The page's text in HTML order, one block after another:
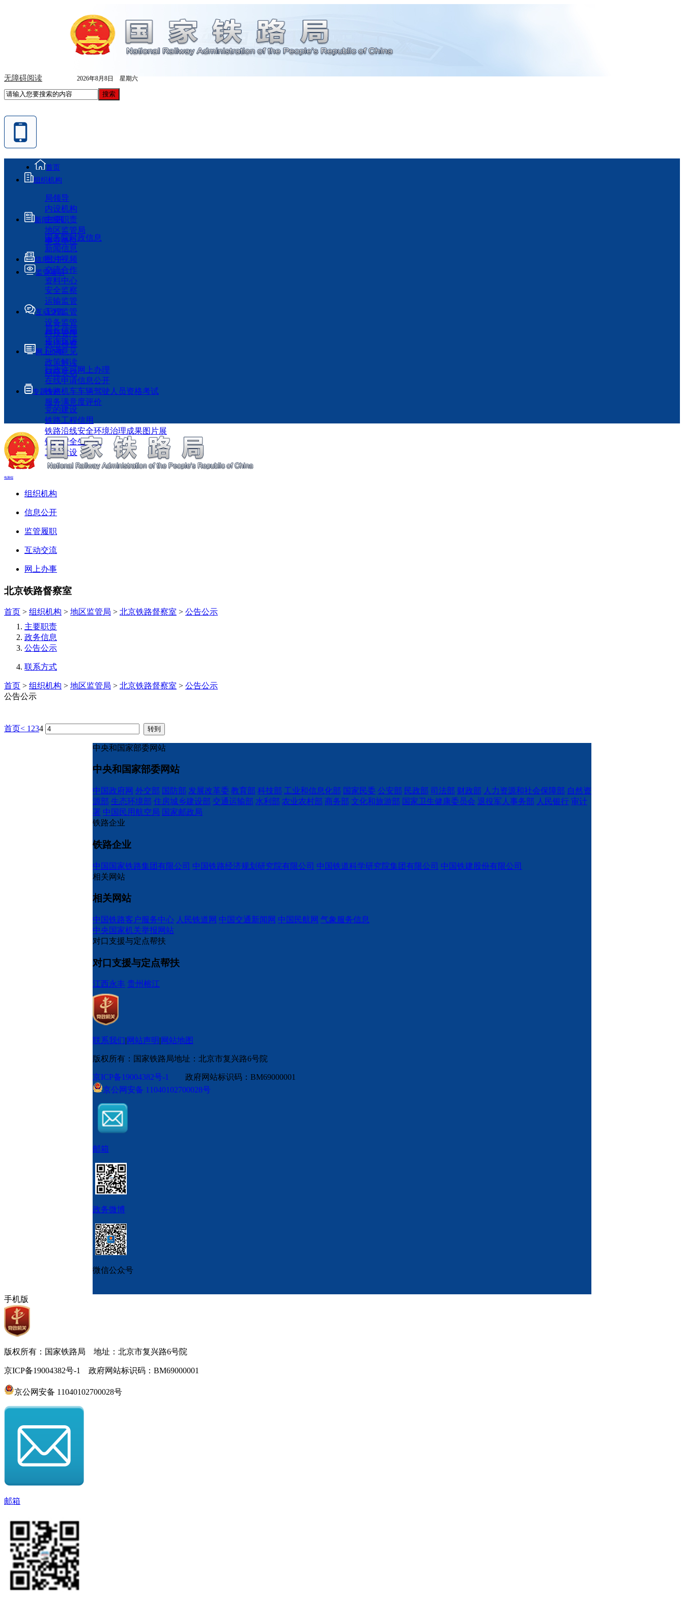
无障碍阅读 2026年8月8日 星期六
首页
组织机构
局领导
内设机构
主要职责
地区监管局
事业单位
新闻资讯
国务院时政信息
新闻信息
图片视频
交流合作
资料中心
信息公开
监管履职
安全监察
运输监管
工程监管
设备监管
科技管理
执法检查
互动交流
局长信箱
咨询投诉
征求意见
政策解读
回应关切
网上办事
行政许可网上办理
在线申请信息公开
铁路机车车辆驾驶人员资格考试
服务满意度评价
专题专栏
党的建设
铁路工程信用
铁路沿线安全环境治理成果图片展
铁路安全生产月
工程建设
电脑端
组织机构
信息公开
监管履职
互动交流
网上办事
北京铁路督察室
首页 > 组织机构 > 地区监管局 > 北京铁路督察室 > 公告公示
主要职责
政务信息
公告公示
联系方式
首页 > 组织机构 > 地区监管局 > 北京铁路督察室 > 公告公示
公告公示
首页< 1 234
中央和国家部委网站
中央和国家部委网站
中国政府网 外交部 国防部 发展改革委 教育部 科技部 工业和信息化部 国家民委 公安部 民政部 司法部 财政部 人力资源和社会保障部 自然资
源部 生态环境部 住房城乡建设部 交通运输部 水利部 农业农村部 商务部 文化和旅游部 国家卫生健康委员会 退役军人事务部 人民银行 审计
署 中国民用航空局 国家邮政局
铁路企业
铁路企业
中国国家铁路集团有限公司 中国铁路经济规划研究院有限公司 中国铁道科学研究院集团有限公司 中国铁建股份有限公司
相关网站
相关网站
中国铁路客户服务中心 人民铁道网 中国交通新闻网 中国民航网 气象服务信息
中央国家机关举报网站
对口支援与定点帮扶
对口支援与定点帮扶
江西永丰 贵州榕江
联系我们 网站声明 网站地图
版权所有：国家铁路局地址：北京市复兴路6号院
京ICP备19004382号-1 政府网站标识码：BM69000001
京公网安备 11040102700028号
邮箱
政务微博
微信公众号
手机版
版权所有：国家铁路局 地址：北京市复兴路6号院
京ICP备19004382号-1 政府网站标识码：BM69000001
京公网安备 11040102700028号
邮箱